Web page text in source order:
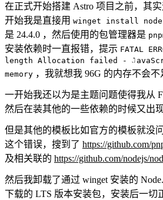
在正式开始搭建 Astro 项目之前，其
开始我是直接用 winget install
是 24.4.0 ，然后使用的包管理器是
安装依赖时一直报错，提示 FATAL
length Allocation failed -
memory ，我就想我 96G 的内存不会不
一开始我还以为是主题问题使得我从
然后在装其他的一些依赖的时候又出
但是其他的模板比如官方的模板就没
这个错误，搜到了 https://github.com/
及相关联的 https://github.com/nodejs/
然后我卸载了通过 winget 安装的
下载的 LTS 版本安装包，安装后一切